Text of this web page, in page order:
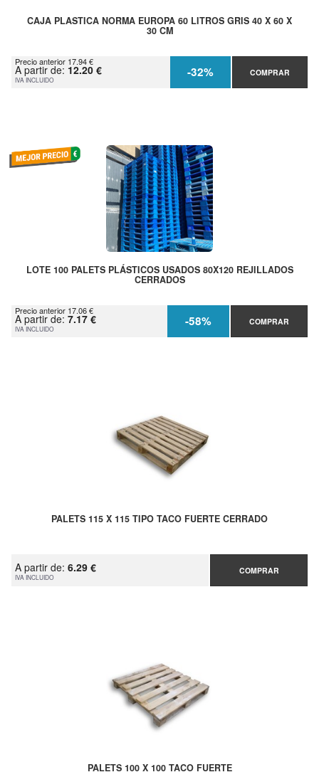
CAJA PLASTICA NORMA EUROPA 60 LITROS GRIS 40 X 60 X
30 CM
Precio anterior 17.94 €
A partir de: 12.20 €
IVA INCLUIDO -32% COMPRAR
LOTE 100 PALETS PLÁSTICOS USADOS 80X120 REJILLADOS
CERRADOS
Precio anterior 17.06 €
A partir de: 7.17 €
IVA INCLUIDO -58% COMPRAR
PALETS 115 X 115 TIPO TACO FUERTE CERRADO
A partir de: 6.29 €
IVA INCLUIDO
COMPRAR
PALETS 100 X 100 TACO FUERTE